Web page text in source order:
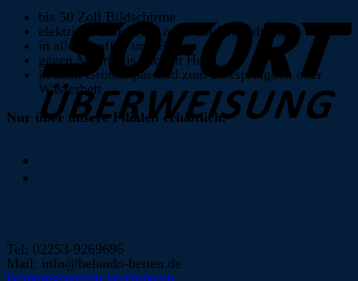
bis 50 Zoll Bildschirme
elektrisch ausfahrbar mit Funkfernbedienung
in allen Stoffen und Farben
gegen Mehrpreis auch in Holz
in allen Größen passend zum Boxspringbett oder
Wasserbett
Nur über unsere Filialen erhältlich.
Tel: 02253-9269696
Mail: info@belando-betten.de